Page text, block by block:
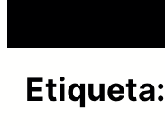
Etiqueta: